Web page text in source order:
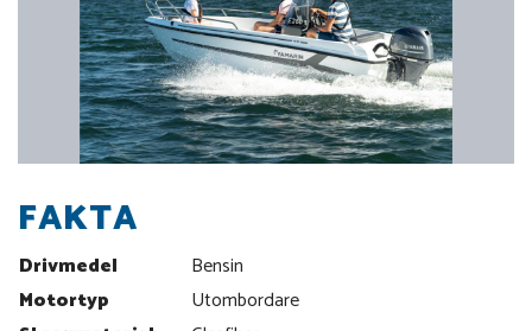
FAKTA
Drivmedel
Bensin
Motortyp
Utombordare